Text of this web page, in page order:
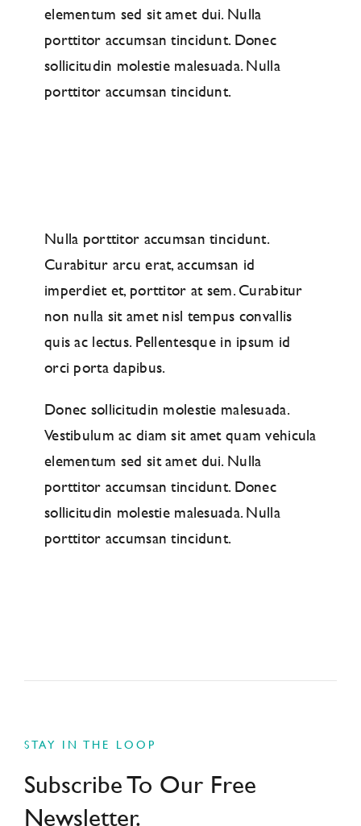
elementum sed sit amet dui. Nulla
porttitor accumsan tincidunt. Donec
sollicitudin molestie malesuada. Nulla
porttitor accumsan tincidunt.
Nulla porttitor accumsan tincidunt.
Curabitur arcu erat, accumsan id
imperdiet et, porttitor at sem. Curabitur
non nulla sit amet nisl tempus convallis
quis ac lectus. Pellentesque in ipsum id
orci porta dapibus.
Donec sollicitudin molestie malesuada.
Vestibulum ac diam sit amet quam vehicula
elementum sed sit amet dui. Nulla
porttitor accumsan tincidunt. Donec
sollicitudin molestie malesuada. Nulla
porttitor accumsan tincidunt.
STAY IN THE LOOP
Subscribe To Our Free
Newsletter.